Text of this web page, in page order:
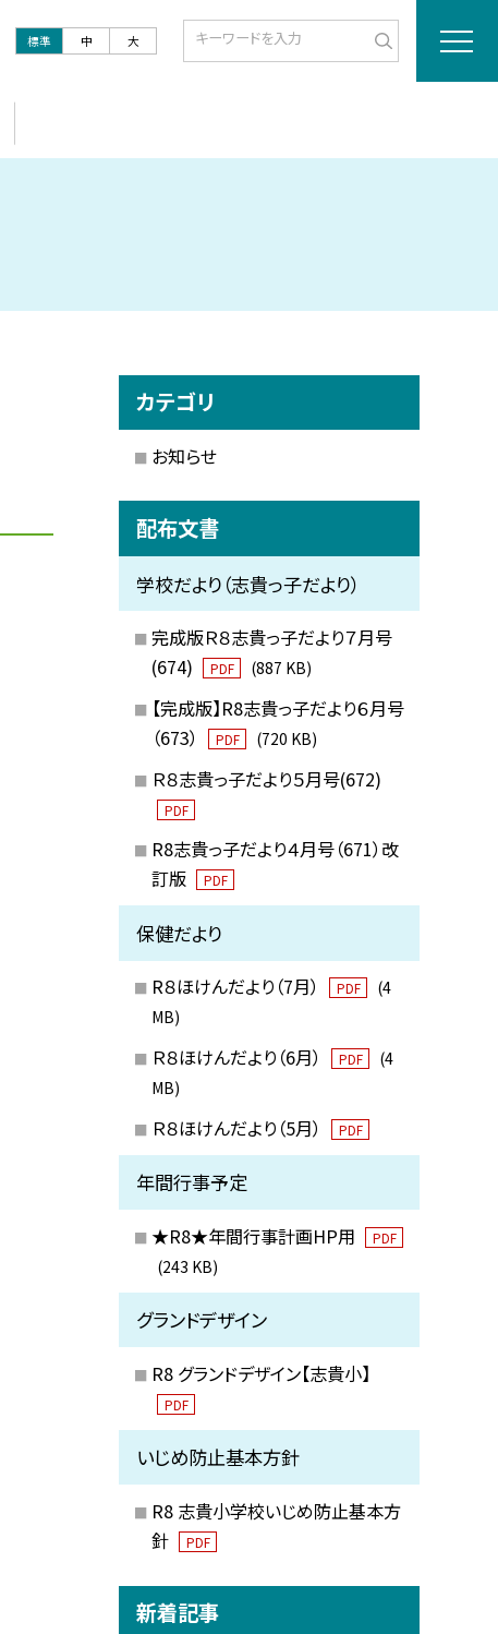
標準 中 大
カテゴリ
お知らせ
配布文書
学校だより（志貴っ子だより）
完成版Ｒ８志貴っ子だより７月号
(674)
PDF (887 KB)
【完成版】R8志貴っ子だより６月号
（673）
PDF (720 KB)
Ｒ８志貴っ子だより５月号(672)
PDF
R8志貴っ子だより４月号（671）改
訂版
PDF
保健だより
R８ほけんだより（7月） PDF
(4
MB)
Ｒ８ほけんだより（6月） PDF
(4
MB)
Ｒ８ほけんだより（5月） PDF
年間行事予定
★R8★年間行事計画HP用 PDF
(243 KB)
グランドデザイン
R8 グランドデザイン【志貴小】
PDF
いじめ防止基本方針
R8 志貴小学校いじめ防止基本方
針
PDF
新着記事